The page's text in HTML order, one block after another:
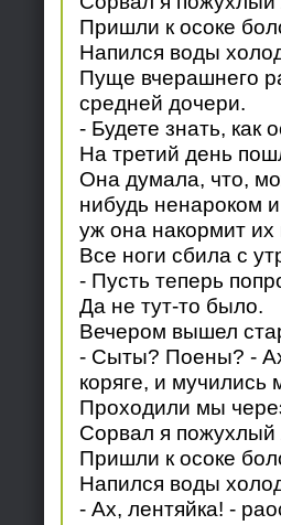
Пришли к осоке
Напился воды
Пуще вчерашнего
средней дочери.
- Будете знать, как
На третий день
Она думала, что,
нибудь ненароком
уж она накормит их
Все ноги сбила с
- Пусть теперь
Да не тут-то было.
Вечером вышел
- Сыты? Поены? -
коряге, и
Проходили мы
Сорвал я пожухлый
Пришли к осоке
Напился воды
- Ах, лентяйка! -